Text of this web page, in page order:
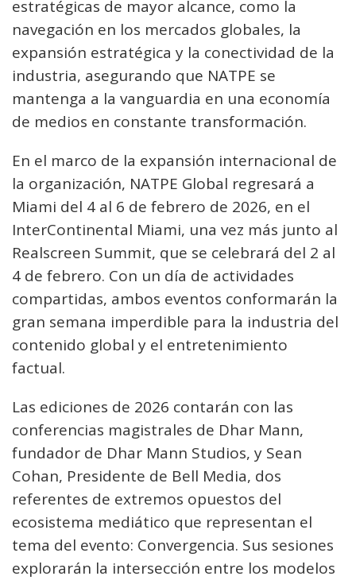
estratégicas de mayor alcance, como la
navegación en los mercados globales, la
expansión estratégica y la conectividad de la
industria, asegurando que NATPE se
mantenga a la vanguardia en una economía
de medios en constante transformación.
En el marco de la expansión internacional de
la organización, NATPE Global regresará a
Miami del 4 al 6 de febrero de 2026, en el
InterContinental Miami, una vez más junto al
Realscreen Summit, que se celebrará del 2 al
4 de febrero. Con un día de actividades
compartidas, ambos eventos conformarán la
gran semana imperdible para la industria del
contenido global y el entretenimiento
factual.
Las ediciones de 2026 contarán con las
conferencias magistrales de Dhar Mann,
fundador de Dhar Mann Studios, y Sean
Cohan, Presidente de Bell Media, dos
referentes de extremos opuestos del
ecosistema mediático que representan el
tema del evento: Convergencia. Sus sesiones
explorarán la intersección entre los modelos